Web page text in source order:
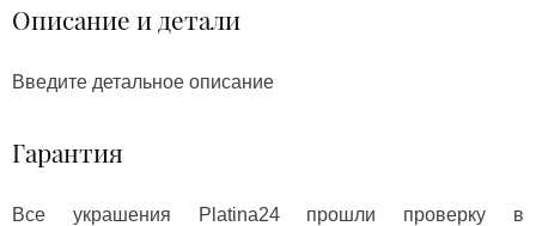
Описание и детали
Введите детальное описание
Гарантия
Все украшения Platina24 прошли проверку в